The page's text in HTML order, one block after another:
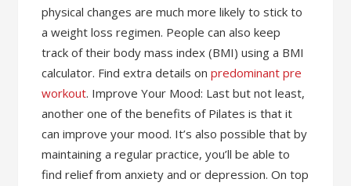
physical changes are much more likely to stick to
a weight loss regimen. People can also keep
track of their body mass index (BMI) using a BMI
calculator. Find extra details onpredominant pre
workout. Improve Your Mood: Last but not least,
another one of the benefits of Pilates is that it
can improve your mood. It’s also possible that by
maintaining a regular practice, you’ll be able to
find relief from anxiety and or depression. On top